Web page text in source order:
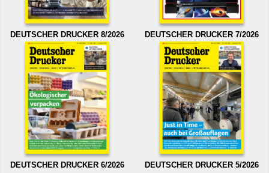
DEUTSCHER DRUCKER 8/2026 DEUTSCHER DRUCKER 7/2026
DEUTSCHER DRUCKER 6/2026 DEUTSCHER DRUCKER 5/2026